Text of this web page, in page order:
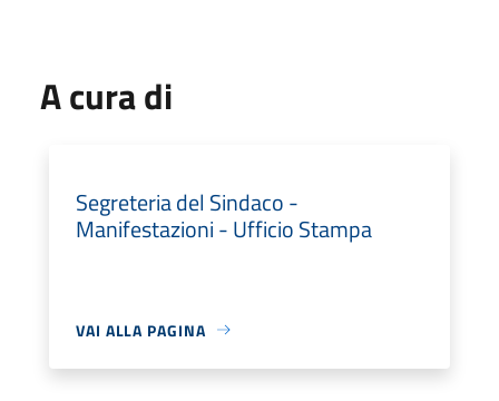
A cura di
Segreteria del Sindaco -
Manifestazioni - Ufficio Stampa
VAI ALLA PAGINA